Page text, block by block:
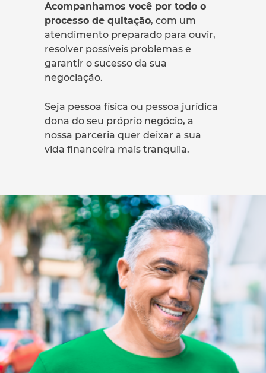
Acompanhamos você por todo o
processo de quitação, com um
atendimento preparado para ouvir,
resolver possíveis problemas e
garantir o sucesso da sua
negociação.
Seja pessoa física ou pessoa jurídica
dona do seu próprio negócio, a
nossa parceria quer deixar a sua
vida financeira mais tranquila.